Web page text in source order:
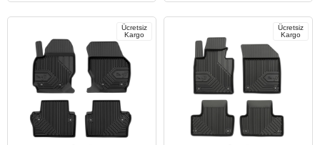
Ücretsiz
Kargo
Ücretsiz
Kargo